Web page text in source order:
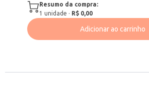
Resumo da compra:
1 unidade · R$ 0,00
Adicionar ao carrinho